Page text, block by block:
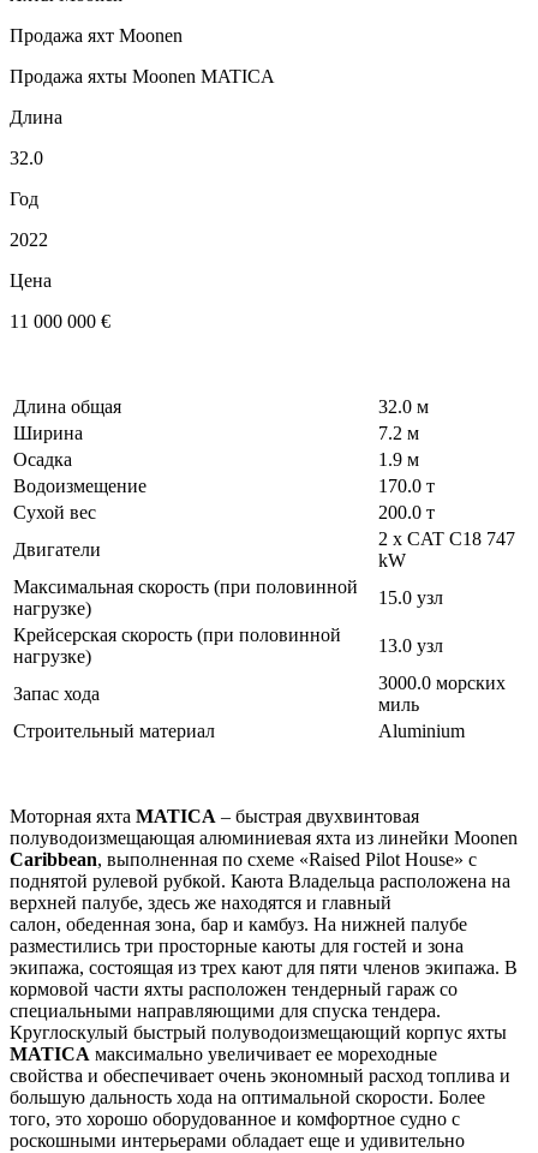
Продажа яхт Moonen
Продажа яхты Moonen MATICA
Длина
32.0
Год
2022
Цена
11 000 000 €
Длина общая
32.0 м
Ширина
7.2 м
Осадка
1.9 м
Водоизмещение
170.0 т
Сухой вес
200.0 т
Двигатели
2 x CAT C18 747
kW
Максимальная скорость (при половинной
нагрузке)
15.0 узл
Крейсерская скорость (при половинной
нагрузке)
13.0 узл
Запас хода
3000.0 морских
миль
Строительный материал
Aluminium
Moторная яхта MATICA – быстрая двухвинтовая
полуводоизмещающая алюминиевая яхта из линейки Moonen
Caribbean, выполненная по схеме «Raised Pilot House» с
поднятой рулевой рубкой. Каюта Владельца расположена на
верхней палубе, здесь же находятся и главный
салон, обеденная зона, бар и камбуз. На нижней палубе
разместились три просторные каюты для гостей и зона
экипажа, состоящая из трех кают для пяти членов экипажа. В
кормовой части яхты расположен тендерный гараж со
специальными направляющими для спуска тендера.
Круглоскулый быстрый полуводоизмещающий корпус яхты
MATICA максимально увеличивает ее мореходные
свойства и обеспечивает очень экономный расход топлива и
большую дальность хода на оптимальной скорости. Более
того, это хорошо оборудованное и комфортное судно с
роскошными интерьерами обладает еще и удивительно